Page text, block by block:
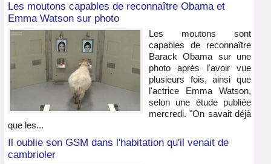
Les moutons capables de reconnaître Obama et
Emma Watson sur photo
Les moutons sont
capables de reconnaître
Barack Obama sur une
photo après l'avoir vue
plusieurs fois, ainsi que
l'actrice Emma Watson,
selon une étude publiée
mercredi. "On savait déjà
que les...
Il oublie son GSM dans l'habitation qu'il venait de
cambrioler